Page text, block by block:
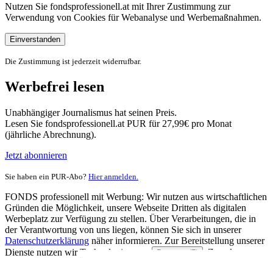
Nutzen Sie fondsprofessionell.at mit Ihrer Zustimmung zur
Verwendung von Cookies für Webanalyse und Werbemaßnahmen.
Einverstanden
Die Zustimmung ist jederzeit widerrufbar.
Werbefrei lesen
Unabhängiger Journalismus hat seinen Preis.
Lesen Sie fondsprofessionell.at PUR für 27,99€ pro Monat
(jährliche Abrechnung).
Jetzt abonnieren
Sie haben ein PUR-Abo? Hier anmelden.
FONDS professionell mit Werbung: Wir nutzen aus wirtschaftlichen
Gründen die Möglichkeit, unsere Webseite Dritten als digitalen
Werbeplatz zur Verfügung zu stellen. Über Verarbeitungen, die in
der Verantwortung von uns liegen, können Sie sich in unserer
Datenschutzerklärung näher informieren. Zur Bereitstellung unserer
Dienste nutzen wir Technologien von
Partnern (5)
. Zwecke: